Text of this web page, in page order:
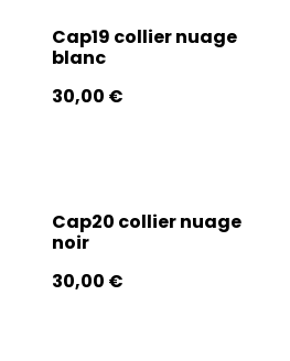
Cap19 collier nuage
blanc
30,00 €
Cap20 collier nuage
noir
30,00 €